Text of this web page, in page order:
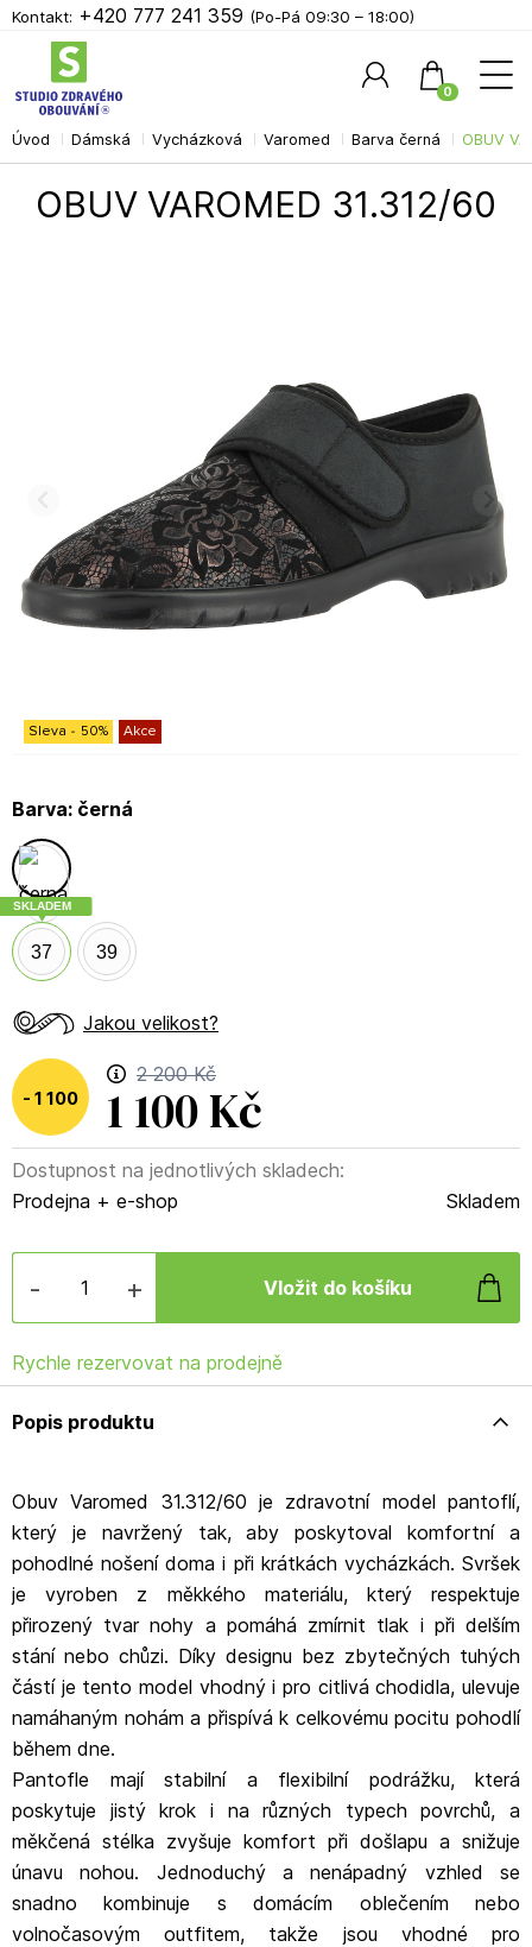
Úvod Dámská Vycházková Varomed Barva černá OBUV
OBUV VAROMED 31.312/60
Akce
Sleva - 50%
Barva: černá
37
SKLADEM
39
Jakou velikost?
1 100 Kč
2 200 Kč
1 100
Kč(50% )
Dostupnost na jednotlivých skladech:
Prodejna + e-shop
Skladem
- +
Rychle rezervovat na prodejně
Popis produktu
Obuv Varomed 31.312/60 je zdravotní model pantoflí,
který je navržený tak, aby poskytoval komfortní a
pohodlné nošení doma i při krátkách vycházkách. Svršek
je vyroben z měkkého materiálu, který respektuje
přirozený tvar nohy a pomáhá zmírnit tlak i při delším
stání nebo chůzi. Díky designu bez zbytečných tuhých
částí je tento model vhodný i pro citlivá chodidla, ulevuje
namáhaným nohám a přispívá k celkovému pocitu pohodlí
během dne.
Pantofle mají stabilní a flexibilní podrážku, která
poskytuje jistý krok i na různých typech povrchů, a
měkčená stélka zvyšuje komfort při došlapu a snižuje
únavu nohou. Jednoduchý a nenápadný vzhled se
snadno kombinuje s domácím oblečením nebo
volnočasovým outfitem, takže jsou vhodné pro
Kontakt: +420 777 241 359 (Po-Pá 09:30 – 18:00)
0